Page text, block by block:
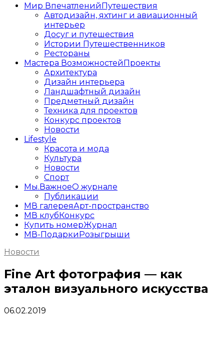
Мир ВпечатленийПутешествия
Автодизайн, яхтинг и авиационный
интерьер
Досуг и путешествия
Истории Путешественников
Рестораны
Мастера ВозможностейПроекты
Архитектура
Дизайн интерьера
Ландшафтный дизайн
Предметный дизайн
Техника для проектов
Конкурс проектов
Новости
Lifestyle
Красота и мода
Культура
Новости
Спорт
Мы.ВажноеО журнале
Публикации
МВ галереяАрт-пространство
МВ клубКонкурс
Купить номерЖурнал
МВ-ПодаркиРозыгрыши
Новости
Fine Art фотография — как
эталон визуального искусства
06.02.2019